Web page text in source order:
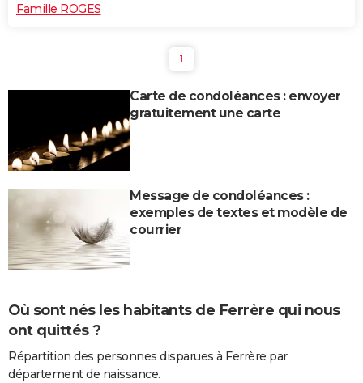
Famille ROGES
1
Carte de condoléances : envoyer
gratuitement une carte
Message de condoléances :
exemples de textes et modèle de
courrier
Où sont nés les habitants de Ferrère qui nous
ont quittés ?
Répartition des personnes disparues à Ferrère par
département de naissance.